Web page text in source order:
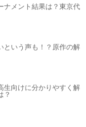
ナメント結果は？東京代
という声も！？原作の解
生向けに分かりやすく解
？